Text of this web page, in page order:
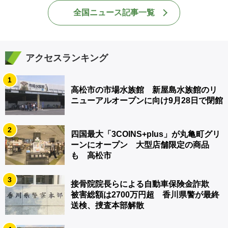
全国ニュース記事一覧
アクセスランキング
1
高松市の市場水族館 新屋島水族館のリ
ニューアルオープンに向け9月28日で閉館
2
四国最大「3COINS+plus」が丸亀町グリ
ーンにオープン 大型店舗限定の商品
も 高松市
3
接骨院院長らによる自動車保険金詐欺
被害総額は2700万円超 香川県警が最終
送検、捜査本部解散